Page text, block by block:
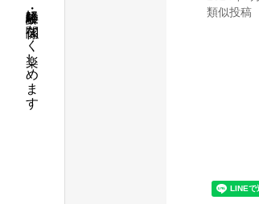
年齢・経験に関係なく楽しめます
類似投稿